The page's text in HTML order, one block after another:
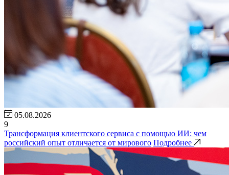
05.08.2026
9
Трансформация клиентского сервиса с помощью ИИ: чем
российский опыт отличается от мирового Подробнее